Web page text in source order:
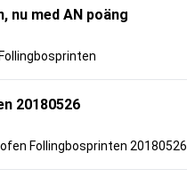
nu med AN poäng
20180526
Follingbosprinten 20180526